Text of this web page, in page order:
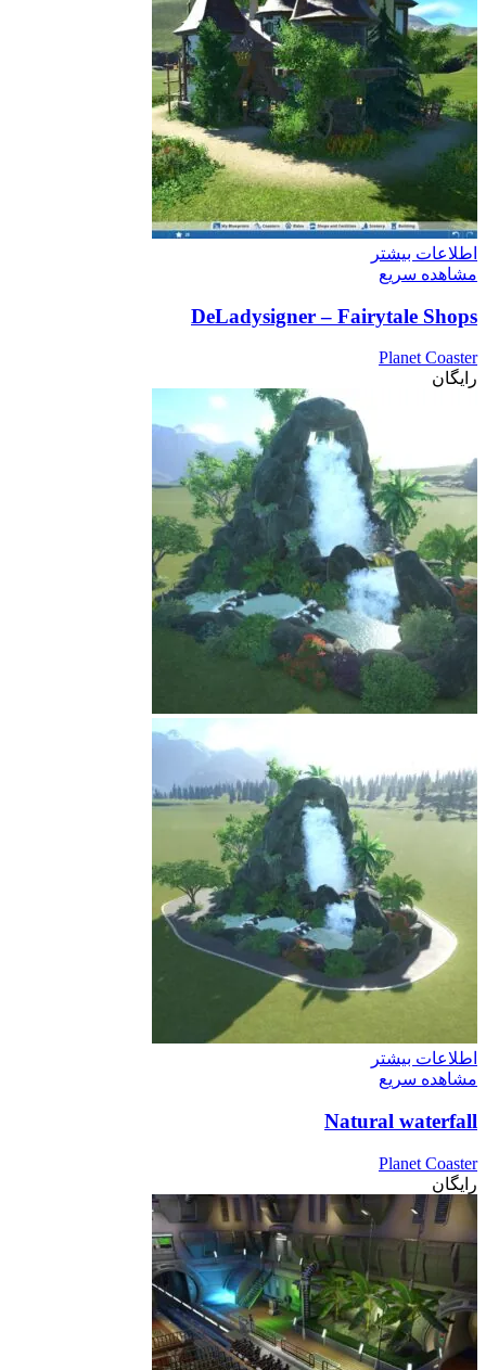
اطلاعات بیشتر
مشاهده سریع
DeLadysigner – Fairytale Shops
Planet Coaster
رایگان
اطلاعات بیشتر
مشاهده سریع
Natural waterfall
Planet Coaster
رایگان